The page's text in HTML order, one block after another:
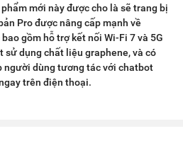
mới này được cho là sẽ trang bị
Pro được nâng cấp mạnh về
gồm hỗ trợ kết nối Wi-Fi 7 và 5G
sử dụng chất liệu graphene, và có
người dùng tương tác với chatbot
trên điện thoại.